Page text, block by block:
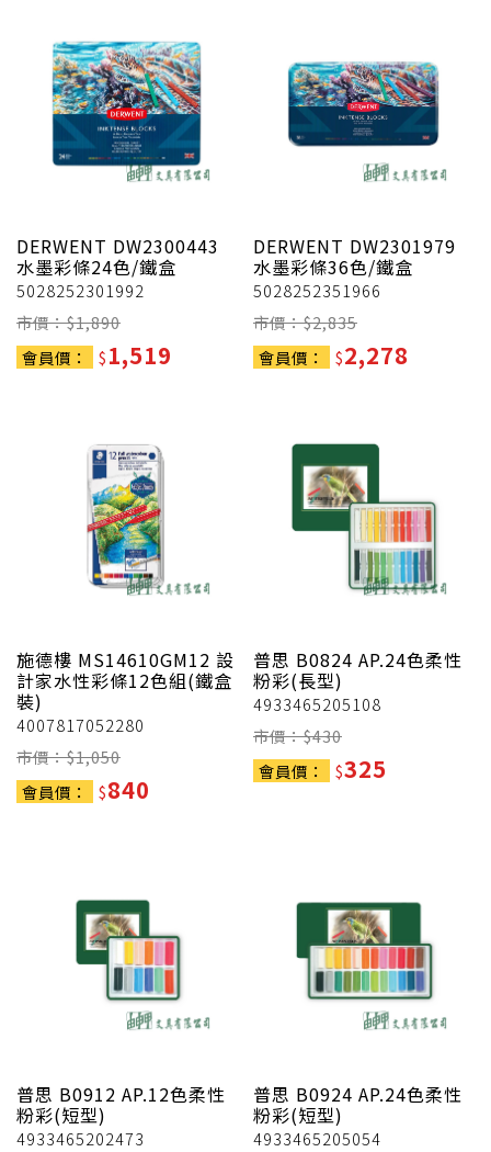
DERWENT DW2300443
水墨彩條24色/鐵盒
5028252301992
市價：$1,890
會員價：
$1,519
DERWENT DW2301979
水墨彩條36色/鐵盒
5028252351966
市價：$2,835
會員價：
$2,278
施德樓 MS14610GM12 設
計家水性彩條12色組(鐵盒
裝)
4007817052280
市價：$1,050
會員價：
$840
普思 B0824 AP.24色柔性
粉彩(長型)
4933465205108
市價：$430
會員價：
$325
普思 B0912 AP.12色柔性
粉彩(短型)
4933465202473
普思 B0924 AP.24色柔性
粉彩(短型)
4933465205054